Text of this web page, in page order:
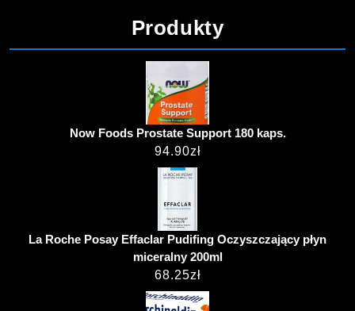
Produkty
Now Foods Prostate Support 180 kaps.
94.90zł
La Roche Posay Effaclar Pudifing Oczyszczający płyn
miceralny 200ml
68.25zł